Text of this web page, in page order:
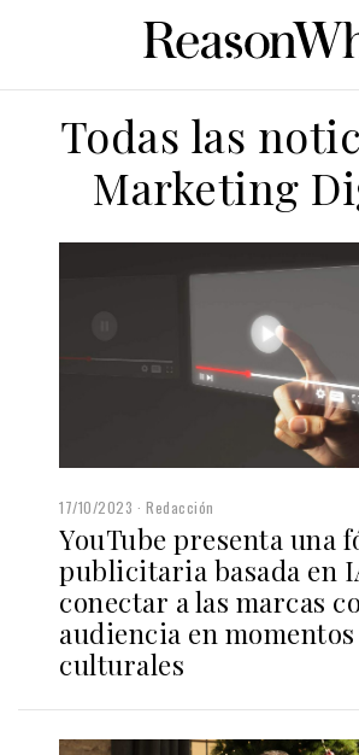
Todas las
Marketing
17/10/2023 Redacción
YouTube presenta una
publicitaria basada en
conectar a las marcas
audiencia en momentos
culturales